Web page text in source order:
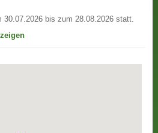
30.07.2026 bis zum 28.08.2026 statt.